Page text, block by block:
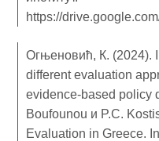
https://
Огњеновић, К. (2024).
different evaluation
evidence-based policy
Boufounou и P.C.
Evaluation in Greece.